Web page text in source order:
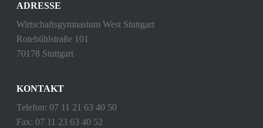
ADRESSE
Wirtschaftsgymnasium West Stuttgart
Rotebühlstraße 101
70178 Stuttgart
KONTAKT
Telefon: 07 11 21 63 40 50
Fax: 07 11 23 63 40 52